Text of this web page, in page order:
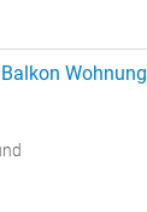
Wohnung